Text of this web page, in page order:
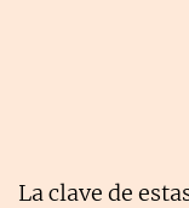
La clave de